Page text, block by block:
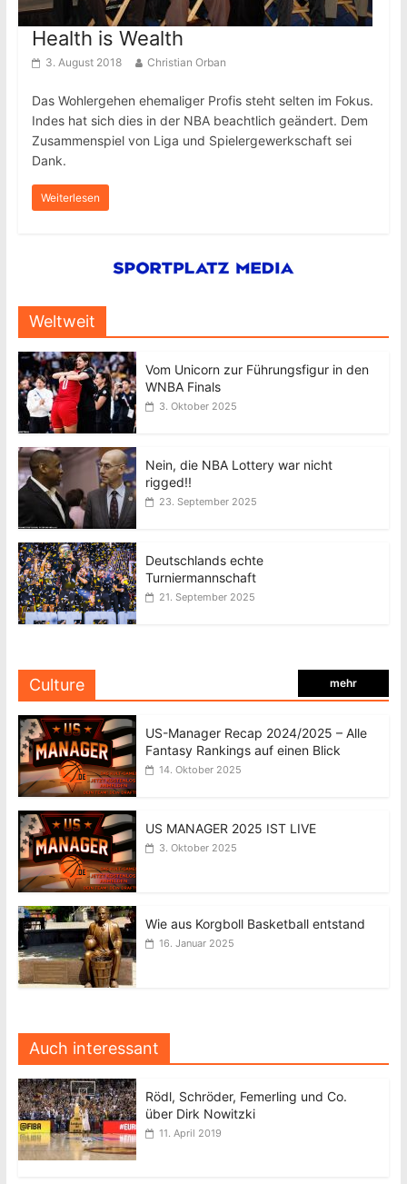
Health is Wealth
3. August 2018 Christian Orban
Das Wohlergehen ehemaliger Profis steht selten im Fokus.
Indes hat sich dies in der NBA beachtlich geändert. Dem
Zusammenspiel von Liga und Spielergewerkschaft sei
Dank.
Weiterlesen
Weltweit
Vom Unicorn zur Führungsfigur in den
WNBA Finals
3. Oktober 2025
Nein, die NBA Lottery war nicht
rigged!!
23. September 2025
Deutschlands echte
Turniermannschaft
21. September 2025
Culture mehr
US-Manager Recap 2024/2025 – Alle
Fantasy Rankings auf einen Blick
14. Oktober 2025
US MANAGER 2025 IST LIVE
3. Oktober 2025
Wie aus Korgboll Basketball entstand
16. Januar 2025
Auch interessant
Rödl, Schröder, Femerling und Co.
über Dirk Nowitzki
11. April 2019